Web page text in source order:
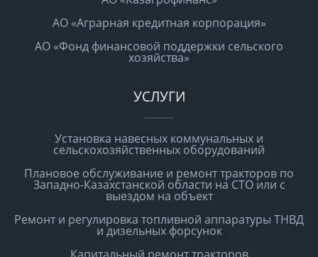
АО «Аграрная кредитная корпорация»
АО «Фонд финансовой поддержки сельского
хозяйства»
УСЛУГИ
Установка навесных коммунальных и
сельскохозяйственных оборудований
Плановое обслуживание и ремонт тракторов по
Западно-Казахстанской области на СТО или с
выездом на объект
Ремонт и регулировка топливной аппаратуры ТНВД
и дизельных форсунок